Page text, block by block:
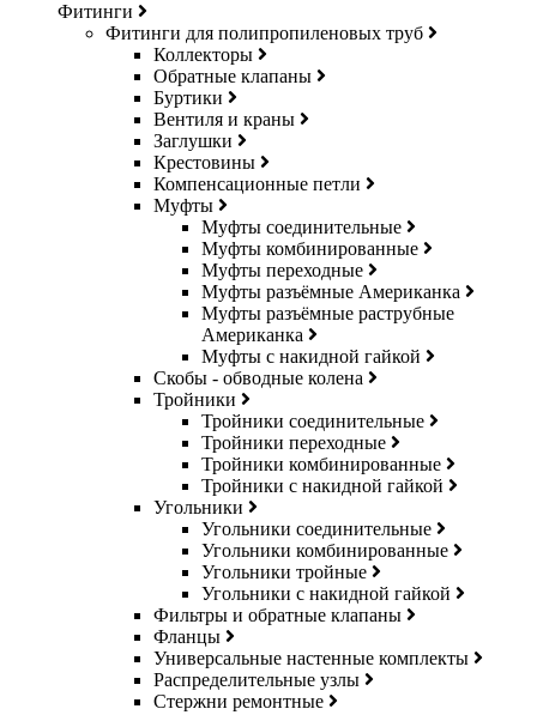
Фитинги
Фитинги для полипропиленовых труб
Коллекторы
Обратные клапаны
Буртики
Вентиля и краны
Заглушки
Крестовины
Компенсационные петли
Муфты
Муфты соединительные
Муфты комбинированные
Муфты переходные
Муфты разъёмные Американка
Муфты разъёмные раструбные
Американка
Муфты с накидной гайкой
Скобы - обводные колена
Тройники
Тройники соединительные
Тройники переходные
Тройники комбинированные
Тройники с накидной гайкой
Угольники
Угольники соединительные
Угольники комбинированные
Угольники тройные
Угольники с накидной гайкой
Фильтры и обратные клапаны
Фланцы
Универсальные настенные комплекты
Распределительные узлы
Стержни ремонтные